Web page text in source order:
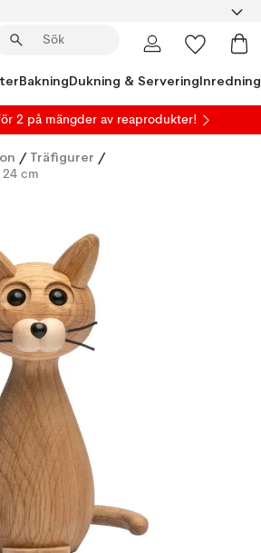
BakningDukning & ServeringInredning
2 på mängder av reaprodukter!
/ Träfigurer /
24 cm